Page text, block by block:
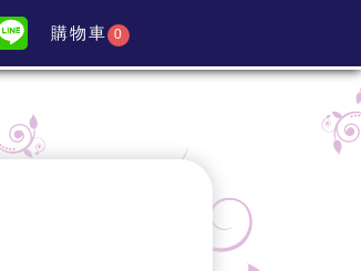
購物車 0